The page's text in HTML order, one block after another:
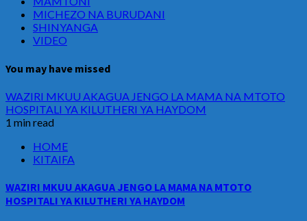
MICHEZO NA BURUDANI
SHINYANGA
VIDEO
You may have missed
WAZIRI MKUU AKAGUA JENGO LA MAMA NA MTOTO
HOSPITALI YA KILUTHERI YA HAYDOM
1 min read
HOME
KITAIFA
WAZIRI MKUU AKAGUA JENGO LA MAMA NA MTOTO
HOSPITALI YA KILUTHERI YA HAYDOM